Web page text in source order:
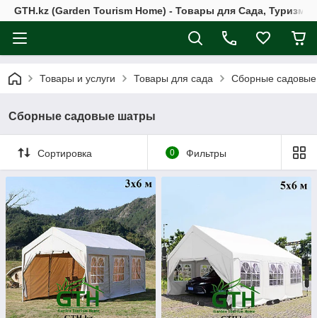
GTH.kz (Garden Tourism Home) - Товары для Сада, Туризма
Товары и услуги Товары для сада Сборные
Сборные садовые шатры
Сортировка 0 Фильтры